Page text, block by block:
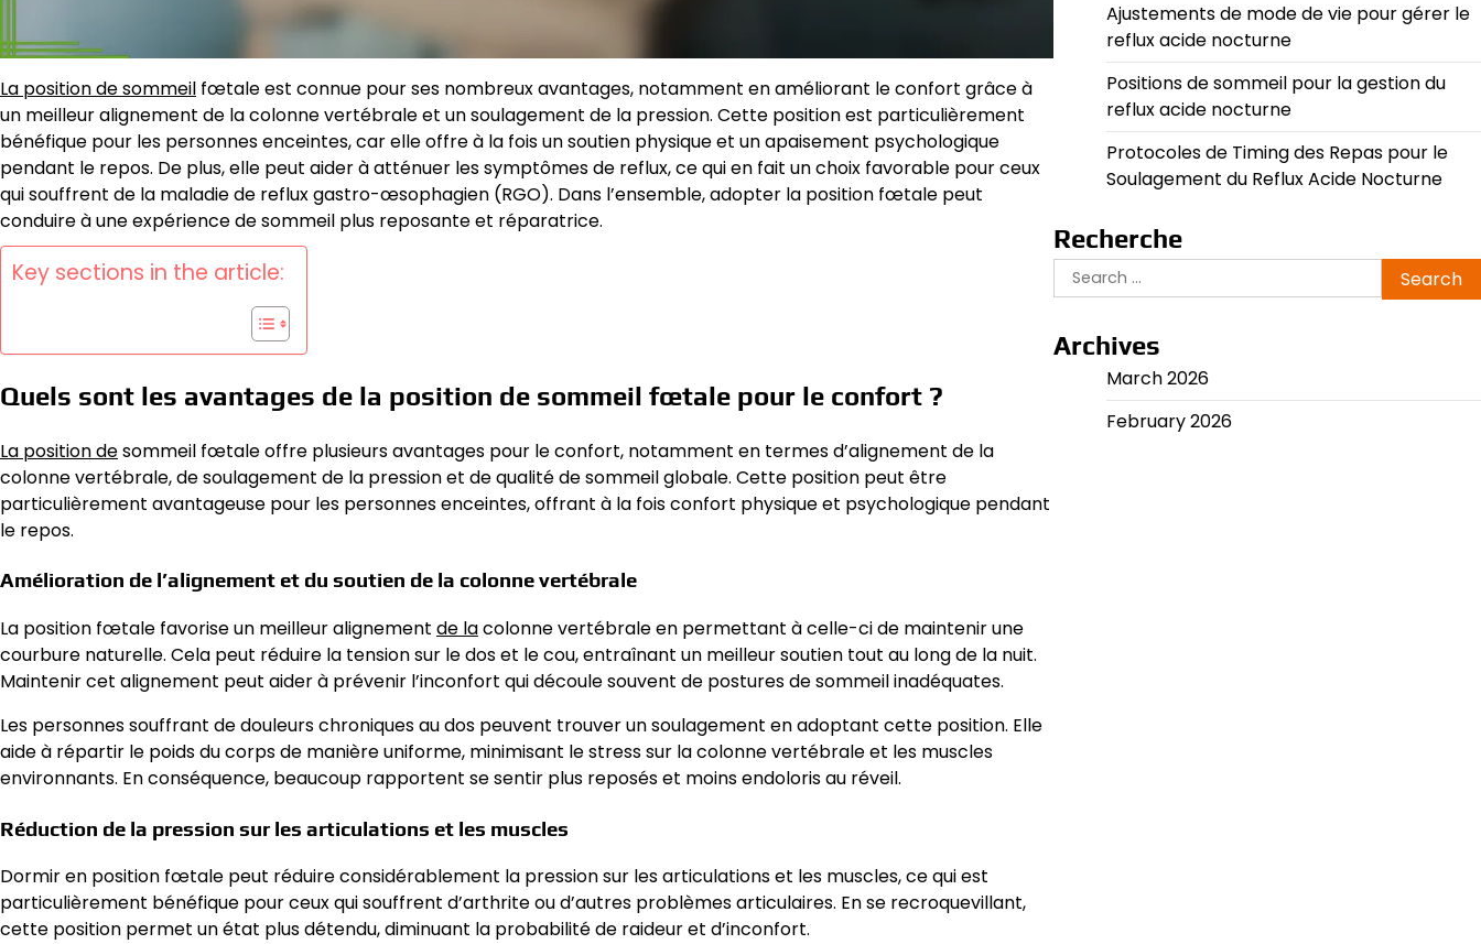
La position de sommeil fœtale est connue pour ses nombreux avantages, notamment en améliorant le confort grâce à
un meilleur alignement de la colonne vertébrale et un soulagement de la pression. Cette position est particulièrement
bénéfique pour les personnes enceintes, car elle offre à la fois un soutien physique et un apaisement psychologique
pendant le repos. De plus, elle peut aider à atténuer les symptômes de reflux, ce qui en fait un choix favorable pour ceux
qui souffrent de la maladie de reflux gastro-œsophagien (RGO). Dans l’ensemble, adopter la position fœtale peut
conduire à une expérience de sommeil plus reposante et réparatrice.
Key sections in the article:
Quels sont les avantages de la position de sommeil fœtale pour le confort ?
La position desommeil fœtale offre plusieurs avantages pour le confort, notamment en termes d’alignement de la
colonne vertébrale, de soulagement de la pression et de qualité de sommeil globale. Cette position peut être
particulièrement avantageuse pour les personnes enceintes, offrant à la fois confort physique et psychologique pendant
le repos.
Amélioration de l’alignement et du soutien de la colonne vertébrale
La position fœtale favorise un meilleur alignement de lacolonne vertébrale en permettant à celle-ci de maintenir une
courbure naturelle. Cela peut réduire la tension sur le dos et le cou, entraînant un meilleur soutien tout au long de la nuit.
Maintenir cet alignement peut aider à prévenir l’inconfort qui découle souvent de postures de sommeil inadéquates.
Les personnes souffrant de douleurs chroniques au dos peuvent trouver un soulagement en adoptant cette position. Elle
aide à répartir le poids du corps de manière uniforme, minimisant le stress sur la colonne vertébrale et les muscles
environnants. En conséquence, beaucoup rapportent se sentir plus reposés et moins endoloris au réveil.
Réduction de la pression sur les articulations et les muscles
Dormir en position fœtale peut réduire considérablement la pression sur les articulations et les muscles, ce qui est
particulièrement bénéfique pour ceux qui souffrent d’arthrite ou d’autres problèmes articulaires. En se recroquevillant,
cette position permet un état plus détendu, diminuant la probabilité de raideur et d’inconfort.
Ajustements de mode de vie pour gérer le
reflux acide nocturne
Positions de sommeil pour la gestion du
reflux acide nocturne
Protocoles de Timing des Repas pour le
Soulagement du Reflux Acide Nocturne
Recherche
Search
for:
Archives
March 2026
February 2026